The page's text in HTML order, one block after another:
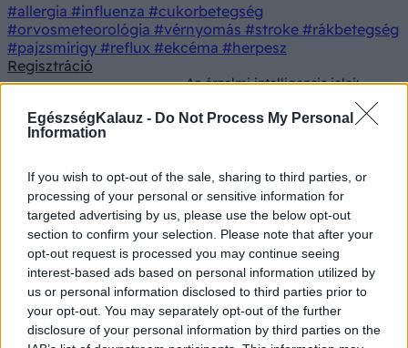
EgészségKalauz - Do Not Process My Personal
Information
If you wish to opt-out of the sale, sharing to third parties, or
processing of your personal or sensitive information for
targeted advertising by us, please use the below opt-out
section to confirm your selection. Please note that after your
opt-out request is processed you may continue seeing
interest-based ads based on personal information utilized by
us or personal information disclosed to third parties prior to
your opt-out. You may separately opt-out of the further
disclosure of your personal information by third parties on the
#allergia #influenza #cukorbetegség
#orvosmeteorológia #vérnyomás #stroke #rákbetegség
#pajzsmirigy #reflux #ekcéma #herpesz
Regisztráció
Az érzelmi intelligencia jelei:
elárul egy emberről
mondat, amely sokat elárul egy
emberről